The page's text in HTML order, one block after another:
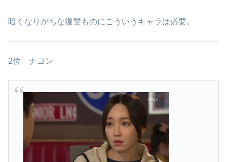
暗くなりがちな復讐ものにこういうキャラは必要。
2位 ナヨン